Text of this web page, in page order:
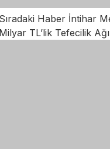
Haber İntihar
TL’lik Tefecilik